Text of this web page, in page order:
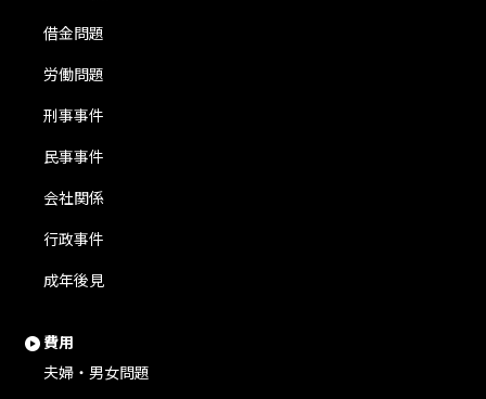
借金問題
労働問題
刑事事件
民事事件
会社関係
行政事件
成年後見
費用
夫婦・男女問題